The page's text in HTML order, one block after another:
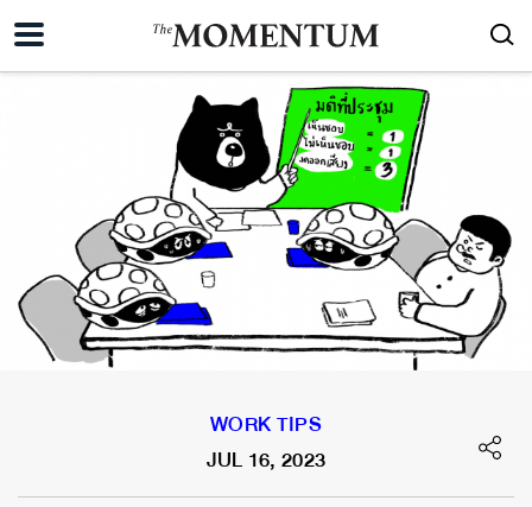
WORK TIPS
JUL 16, 2023